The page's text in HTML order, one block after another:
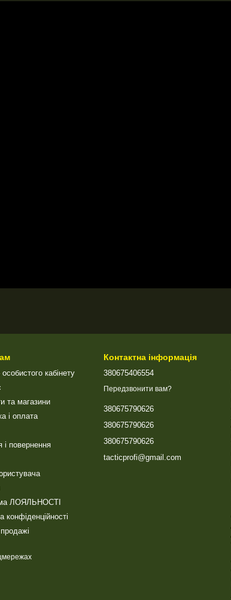
кабінету
та магазини
і оплата
і повернення
ЛОЯЛЬНОСТІ
конфіденційності
продажі
Контактна інформація
380675406554
Передзвонити вам?
380675790626
380675790626
380675790626
tacticprofi@gmail.com